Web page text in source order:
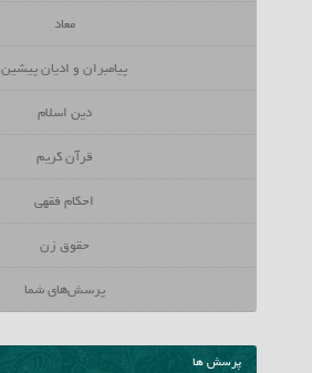
معاد
پیامبران و ادیان پیشین
دین اسلام
قرآن کریم
احکام فقهی
حقوق زن
پرسش‌‌های شما
پرسش ها